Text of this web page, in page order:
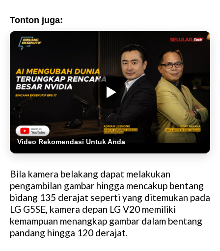
Tonton juga:
Video Rekomendasi Untuk Anda
Bila kamera belakang dapat melakukan
pengambilan gambar hingga mencakup bentang
bidang 135 derajat seperti yang ditemukan pada
LG G5SE, kamera depan LG V20 memiliki
kemampuan menangkap gambar dalam bentang
pandang hingga 120 derajat.